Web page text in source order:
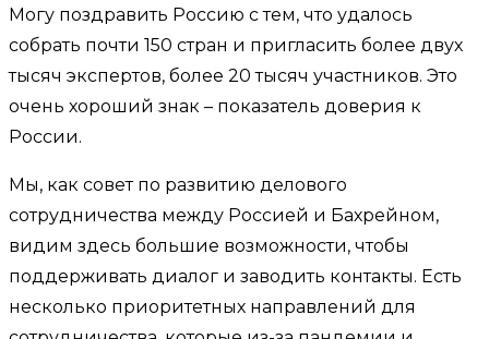
Могу поздравить Россию с тем, что удалось
собрать почти 150 стран и пригласить более двух
тысяч экспертов, более 20 тысяч участников. Это
очень хороший знак – показатель доверия к
России.
Мы, как совет по развитию делового
сотрудничества между Россией и Бахрейном,
видим здесь большие возможности, чтобы
поддерживать диалог и заводить контакты. Есть
несколько приоритетных направлений для